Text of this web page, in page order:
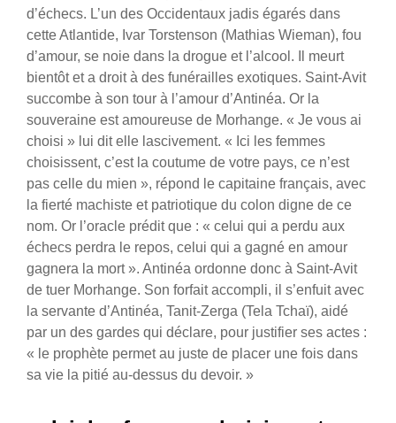
d’échecs. L’un des Occidentaux jadis égarés dans
cette Atlantide, Ivar Torstenson (Mathias Wieman), fou
d’amour, se noie dans la drogue et l’alcool. Il meurt
bientôt et a droit à des funérailles exotiques. Saint-Avit
succombe à son tour à l’amour d’Antinéa. Or la
souveraine est amoureuse de Morhange. « Je vous ai
choisi » lui dit elle lascivement. « Ici les femmes
choisissent, c’est la coutume de votre pays, ce n’est
pas celle du mien », répond le capitaine français, avec
la fierté machiste et patriotique du colon digne de ce
nom. Or l’oracle prédit que : « celui qui a perdu aux
échecs perdra le repos, celui qui a gagné en amour
gagnera la mort ». Antinéa ordonne donc à Saint-Avit
de tuer Morhange. Son forfait accompli, il s’enfuit avec
la servante d’Antinéa, Tanit-Zerga (Tela Tchaï), aidé
par un des gardes qui déclare, pour justifier ses actes :
« le prophète permet au juste de placer une fois dans
sa vie la pitié au-dessus du devoir. »